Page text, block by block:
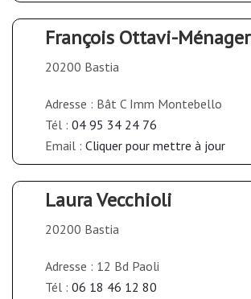
François Ottavi-Ménager
20200 Bastia
Adresse : Bât C Imm Montebello
Tél : 04 95 34 24 76
Email : Cliquer pour mettre à jour
Laura Vecchioli
20200 Bastia
Adresse : 12 Bd Paoli
Tél : 06 18 46 12 80